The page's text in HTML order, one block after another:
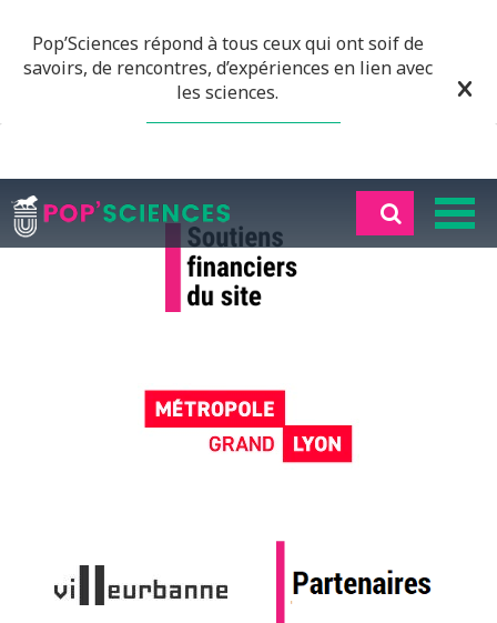
Pop’Sciences répond à tous ceux qui ont soif de
savoirs, de rencontres, d’expériences en lien avec
les sciences.